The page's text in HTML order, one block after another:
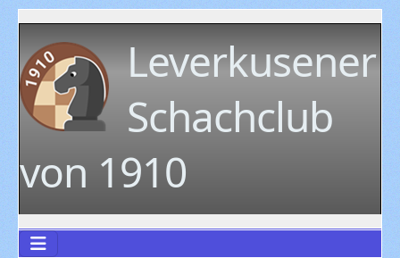
Leverkusener
Schachclub
von 1910